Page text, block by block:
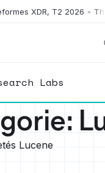
T2 2026 • The
Labs
:
Lucene